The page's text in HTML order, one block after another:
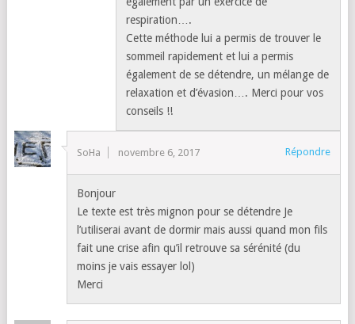
respiration….
Cette méthode lui a permis de trouver le
sommeil rapidement et lui a permis
également de se détendre, un mélange de
relaxation et d’évasion…. Merci pour vos
conseils !!
SoHa novembre 6, 2017 Répondre
Bonjour
Le texte est très mignon pour se détendre Je
l’utiliserai avant de dormir mais aussi quand mon fils
fait une crise afin qu’il retrouve sa sérénité (du
moins je vais essayer lol)
Merci